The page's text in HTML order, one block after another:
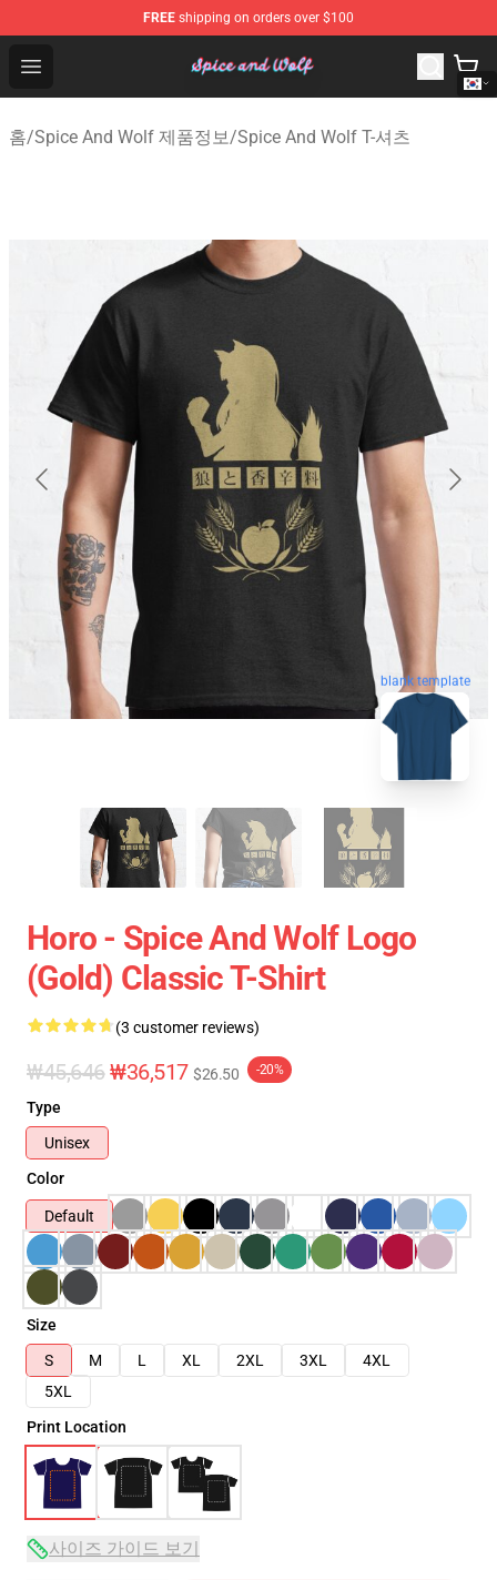
FREE shipping on orders over $100
Open menu
Spice And Wolf Store - Official Spice And Wolf
홈/Spice And Wolf 제품정보/Spice And Wolf T-셔츠
blank template
Horo - Spice And Wolf Logo
(Gold) Classic T-Shirt
(3 customer reviews)
₩45,646₩36,517 $26.50 -20%
Type
Unisex
Color
Default
Size
S
M L XL 2XL 3XL
4XL
5XL
Print Location
사이즈 가이드 보기